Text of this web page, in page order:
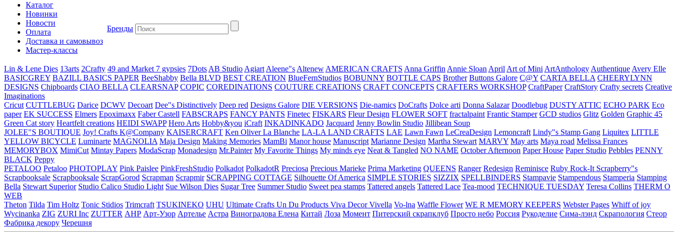
Каталог
Новинки
Новости
Оплата
Доставка и самовывоз
Мастер-классы
Бренды
Lin & Lene Dies 13arts 2Crafty 49 and Market 7 gypsies 7Dots AB Studio Agiart Aleene"s Altenew AMERICAN CRAFTS Anna Griffin Annie Sloan April Art of Mini ArtAnthology Authentique Avery Elle
BASICGREY BAZILL BASICS PAPER BeeShabby Bella BLVD BEST CREATION BlueFernStudios BOBUNNY BOTTLE CAPS Brother Buttons Galore C@Y CARTA BELLA CHEERYLYNN
DESIGNS Chipboards CIAO BELLA CLEARSNAP COPIC COREDINATIONS COUTURE CREATIONS CRAFT CONCEPTS CRAFTERS WORKSHOP CraftPaper CraftStory Crafty secrets Creative
Imaginations
Cricut CUTTLEBUG Darice DCWV Decoart Dee"s Distinctively Deep red Designs Galore DIE VERSIONS Die-namics DoCrafts Dolce arti Donna Salazar Doodlebug DUSTY ATTIC ECHO PARK Eco
paper EK SUCCESS Elmers Epoximaxx Faber Castell FABSCRAPS FANCY PANTS Finetec FISKARS Fleur Design FLOWER SOFT fractalpaint Frantic Stamper GCD studios Glitz Golden Graphic 45
Green Cat story Heartfelt creations HEIDI SWAPP Hero Arts Hobby&you iCraft INKADINKADO Jacquard Jenny Bowlin Studio Jillibean Soup
JOLEE"S BOUTIQUE Joy! Crafts K@Company KAISERCRAFT Ken OliverLa Blanche LA-LA LAND CRAFTS LAE Lawn Fawn LeCreaDesign Lemoncraft Lindy"s Stamp Gang Liquitex LITTLE
YELLOW BICYCLE Luminarte MAGNOLIA Maja Design Making Memories MamBi Manor house Manuscript Marianne Design Martha Stewart MARVY May arts Maya road Melissa Frances
MEMORYBOX MimiCut Mintay Papers ModaScrap Monadesign Mr.Painter My Favorite Things My minds eye Neat & Tangled NO NAME October Afternoon Paper House Paper Studio Pebbles PENNY
BLACK Peppy
PETALOO Petaloo PHOTOPLAY Pink Paislee PinkFreshStudio Polkadot PolkadotR Preciosa Precious Marieke Prima Marketing QUEENS Ranger Redesign Reminisce Ruby Rock-It Scrapberry"s
Scrapbooksale Scrapbooksale ScrapGorod Scrapman Scrapmir SCRAPPING COTTAGE Silhouette Of America SIMPLE STORIES SIZZIX SPELLBINDERS Stampavie Stampendous Stamperia Stamping
Bella Stewart Superior Studio Calico Studio Light Sue Wilson Dies Sugar Tree Summer Studio Sweet pea stamps Tattered angels Tattered Lace Tea-mood TECHNIQUE TUESDAY Teresa Collins THERM O
WEB
Theton Tilda Tim Holtz Tonic Stidios Trimcraft TSUKINEKO UHU Ultimate Crafts Un Du Products Viva DecorVivella Vo-lna Waffle Flower WE R MEMORY KEEPERS Webster Pages Whiff of joy
Wycinanka ZIG ZURI Inc ZUTTER АНР Арт-Узор Артелье Астра Виноградова Елена Китай Лоза Момент Питерский скрапклуб Просто небо Россия Рукоделие Сима-лэнд Скрапология Стеор
Фабрика декору Черешня